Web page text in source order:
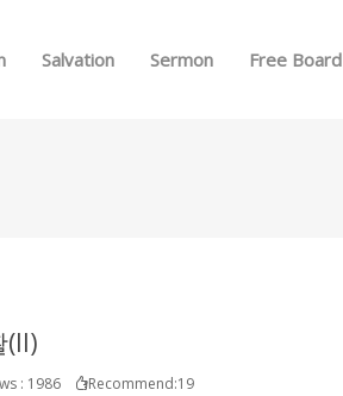
Salvation Sermon Free Board
(II)
: 1986 Recommend:19